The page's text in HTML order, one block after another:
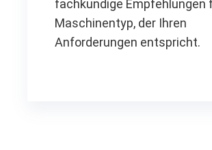
fachkundige Empfehlungen
Maschinentyp, der Ihren
Anforderungen entspricht.